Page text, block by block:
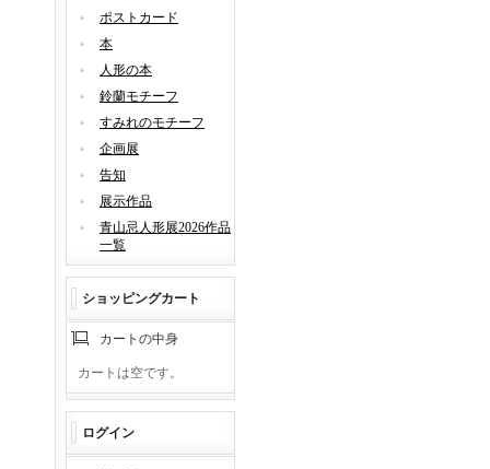
ポストカード
本
人形の本
鈴蘭モチーフ
すみれのモチーフ
企画展
告知
展示作品
青山忌人形展2026作品
一覧
ショッピングカート
カートの中身
カートは空です。
ログイン